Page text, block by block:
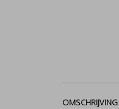
OMSCHRIJVING